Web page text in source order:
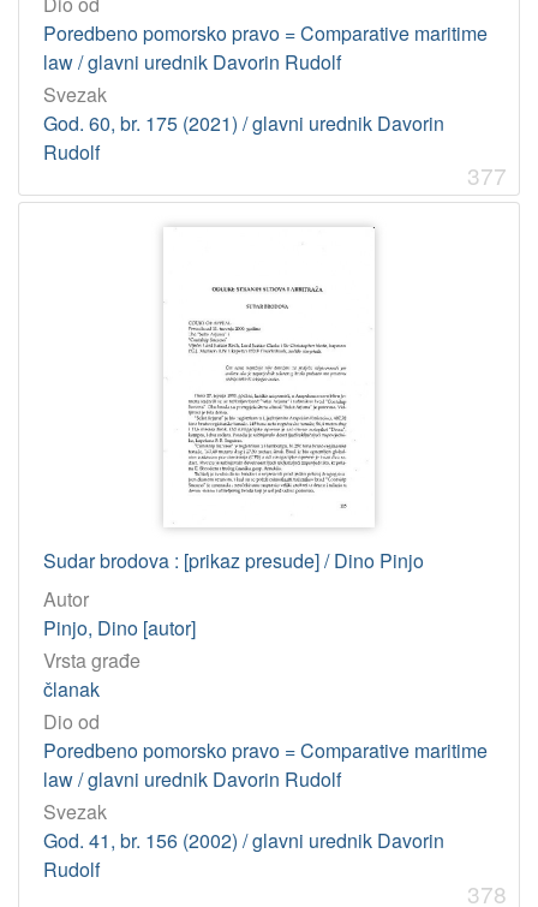
Poredbeno pomorsko pravo = Comparative maritime
law / glavni urednik Davorin Rudolf
Svezak
God. 60, br. 175 (2021) / glavni urednik Davorin
Rudolf
377
Sudar brodova : [prikaz presude] / Dino Pinjo
Autor
Pinjo, Dino [autor]
Vrsta građe
članak
Dio od
Poredbeno pomorsko pravo = Comparative maritime
law / glavni urednik Davorin Rudolf
Svezak
God. 41, br. 156 (2002) / glavni urednik Davorin
Rudolf
378